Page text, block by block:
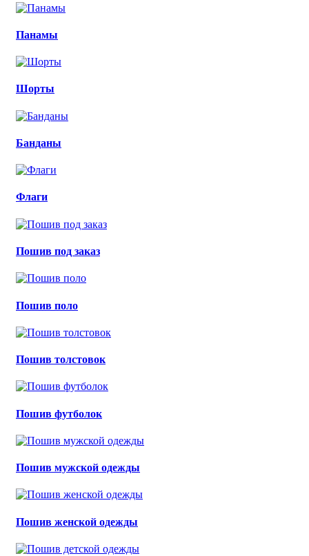
Панамы
Шорты
Банданы
Флаги
Пошив под заказ
Пошив поло
Пошив толстовок
Пошив футболок
Пошив мужской одежды
Пошив женской одежды